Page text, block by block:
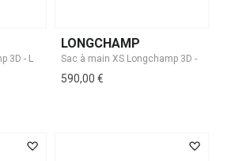
LONGCHAMP
590,00 €